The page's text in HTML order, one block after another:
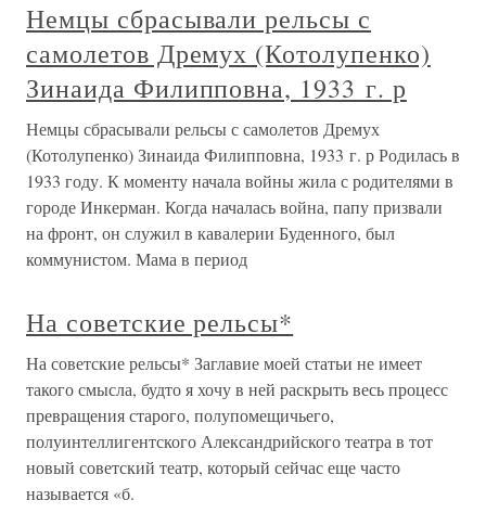
Немцы сбрасывали рельсы с
самолетов Дремух (Котолупенко)
Зинаида Филипповна, 1933 г. р
Немцы сбрасывали рельсы с самолетов Дремух
(Котолупенко) Зинаида Филипповна, 1933 г. р Родилась в
1933 году. К моменту начала войны жила с родителями в
городе Инкерман. Когда началась война, папу призвали
на фронт, он служил в кавалерии Буденного, был
коммунистом. Мама в период
На советские рельсы*
На советские рельсы* Заглавие моей статьи не имеет
такого смысла, будто я хочу в ней раскрыть весь процесс
превращения старого, полупомещичьего,
полуинтеллигентского Александрийского театра в тот
новый советский театр, который сейчас еще часто
называется «б.